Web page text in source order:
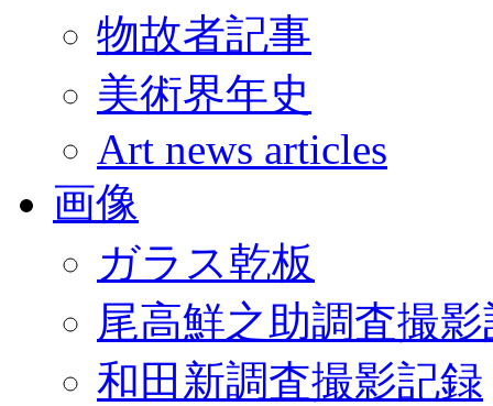
物故者記事
美術界年史
Art news articles
画像
ガラス乾板
尾高鮮之助調査撮
和田新調査撮影記録